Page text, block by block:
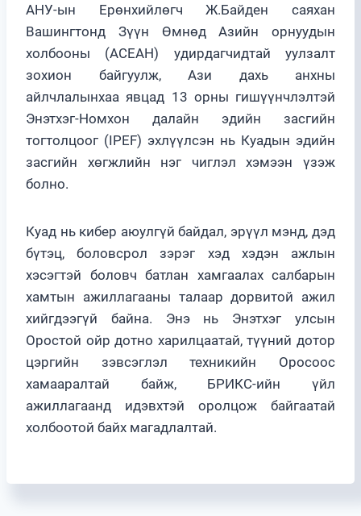
АНУ-ын Ерөнхийлөгч Ж.Байден саяхан
Вашингтонд Зүүн Өмнөд Азийн орнуудын
холбооны (АСЕАН) удирдагчидтай уулзалт
зохион байгуулж, Ази дахь анхны
айлчлалынхаа явцад 13 орны гишүүнчлэлтэй
Энэтхэг-Номхон далайн эдийн засгийн
тогтолцоог (IPEF) эхлүүлсэн нь Куадын эдийн
засгийн хөгжлийн нэг чиглэл хэмээн үзэж
болно.
Куад нь кибер аюулгүй байдал, эрүүл мэнд, дэд
бүтэц, боловсрол зэрэг хэд хэдэн ажлын
хэсэгтэй боловч батлан хамгаалах салбарын
хамтын ажиллагааны талаар дорвитой ажил
хийгдээгүй байна. Энэ нь Энэтхэг улсын
Оростой ойр дотно харилцаатай, түүний дотор
цэргийн зэвсэглэл техникийн Оросоос
хамааралтай байж, БРИКС-ийн үйл
ажиллагаанд идэвхтэй оролцож байгаатай
холбоотой байх магадлалтай.